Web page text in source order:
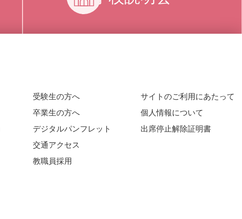
受験生の方へ
卒業生の方へ
デジタルパンフレット
交通アクセス
教職員採用
サイトのご利用にあたって
個人情報について
出席停止解除証明書